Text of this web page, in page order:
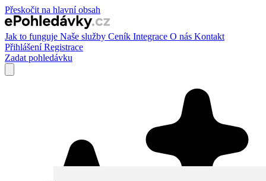
Přeskočit na hlavní obsah
Jak to funguje Naše služby Ceník Integrace O nás Kontakt
Přihlášení Registrace
Zadat pohledávku